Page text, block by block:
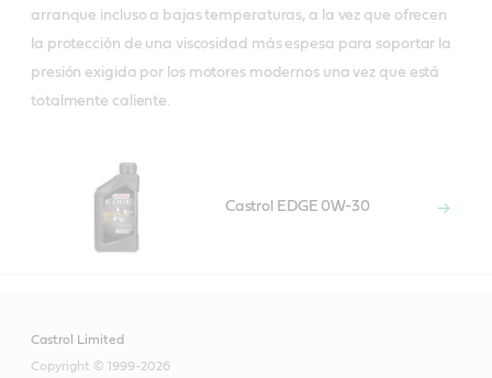
arranque incluso a bajas temperaturas, a la vez que ofrecen
la protección de una viscosidad más espesa para soportar la
presión exigida por los motores modernos una vez que está
totalmente caliente.
Castrol EDGE 0W-30
Castrol Limited
Copyright © 1999-2026